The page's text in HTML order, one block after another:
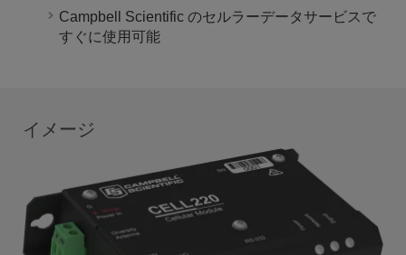
Campbell Scientific のセルラーデータサービスで
すぐに使用可能
イメージ